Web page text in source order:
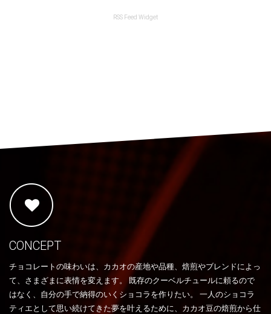
RSS Feed Widget
CONCEPT
チョコレートの味わいは、カカオの産地や品種、焙煎やブレンドによっ
て、さまざまに表情を変えます。 既存のクーベルチュールに頼るので
はなく、自分の手で納得のいくショコラを作りたい。 一人のショコラ
ティエとして思い続けてきた夢を叶えるために、カカオ豆の焙煎から仕